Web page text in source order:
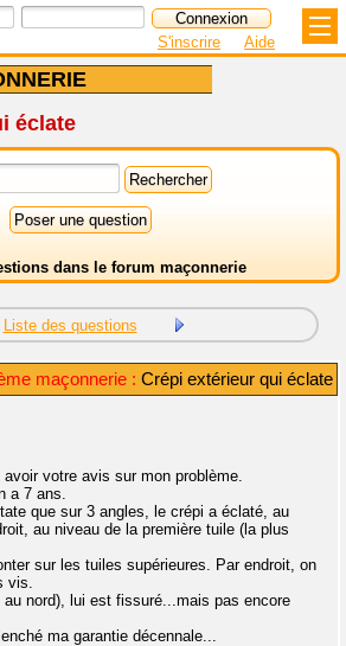
S'inscrire Aide
éclate
dans le forum maçonnerie
Liste des questions
maçonnerie : Crépi extérieur qui éclate
votre avis sur mon problème.
a 7 ans.
que sur 3 angles, le crépi a éclaté, au
au niveau de la première tuile (la plus
sur les tuiles supérieures. Par endroit, on
vis.
au nord), lui est fissuré...mais pas encore
ma garantie décennale...